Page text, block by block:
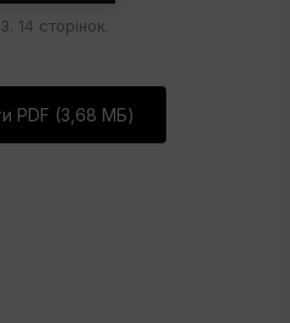
14 сторінок.
PDF (3,68 МБ)